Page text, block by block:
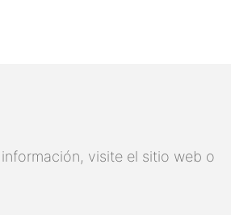
visite el sitio web o